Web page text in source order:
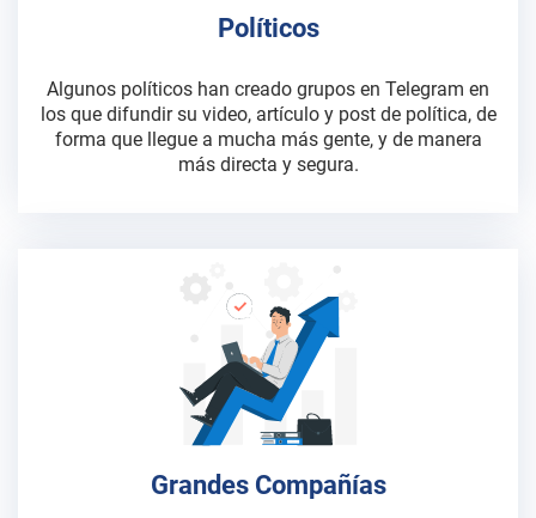
Políticos
Algunos políticos han creado grupos en Telegram en
los que difundir su video, artículo y post de política, de
forma que llegue a mucha más gente, y de manera
más directa y segura.
Grandes Compañías